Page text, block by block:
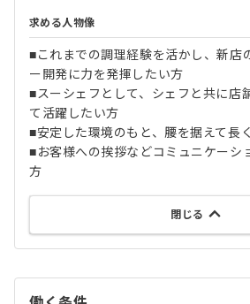
求める人物像
■これまでの調理経験を活かし、新店
ー開発に力を発揮したい方
■スーシェフとして、シェフと共に店
て活躍したい方
■安定した環境のもと、腰を据えて長
■お客様への挨拶などコミュニケーシ
方
閉じる